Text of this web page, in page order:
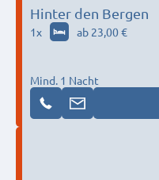
Hinter den Bergen
1x ab 23,00 €
Mind. 1 Nacht